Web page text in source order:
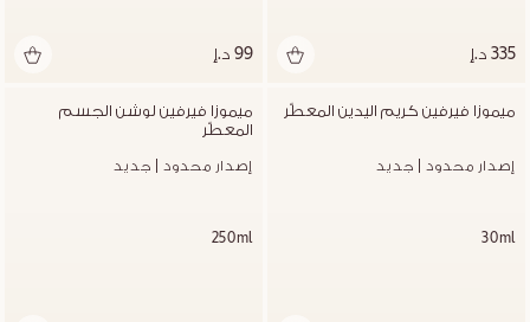
335 د.إ 99 د.إ
ميموزا فيرفين كريم اليدين المعطّر
إصدار محدود | جديد
30ml
المعطّر
إصدار محدود | جديد
250ml